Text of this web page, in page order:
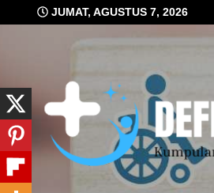
to
JUMAT, AGUSTUS 7, 2026